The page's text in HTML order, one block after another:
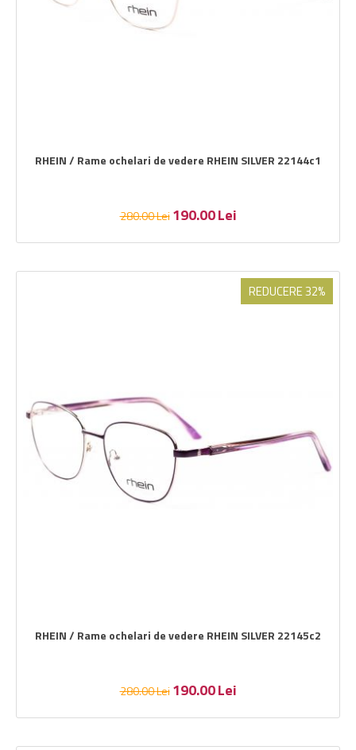
RHEIN / Rame ochelari de vedere RHEIN SILVER 22144c1
280.00Lei 190.00Lei
REDUCERE 32%
RHEIN / Rame ochelari de vedere RHEIN SILVER 22145c2
280.00Lei 190.00Lei